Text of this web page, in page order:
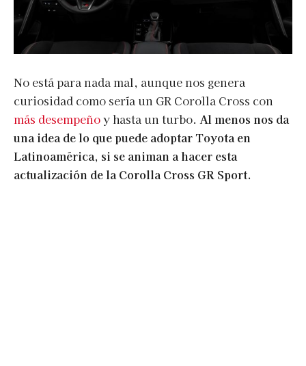
No está para nada mal, aunque nos genera
curiosidad como sería un GR Corolla Cross con
más desempeñoy hasta un turbo. Al menos nos da
una idea de lo que puede adoptar Toyota en
Latinoamérica, si se animan a hacer esta
actualización de la Corolla Cross GR Sport.